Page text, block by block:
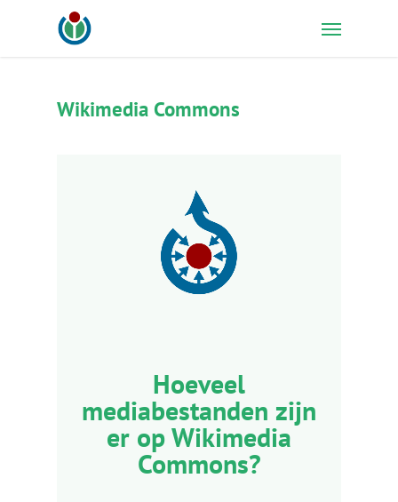
Menu
Wikimedia Commons
Hoeveel
mediabestanden zijn
er op Wikimedia
Commons?